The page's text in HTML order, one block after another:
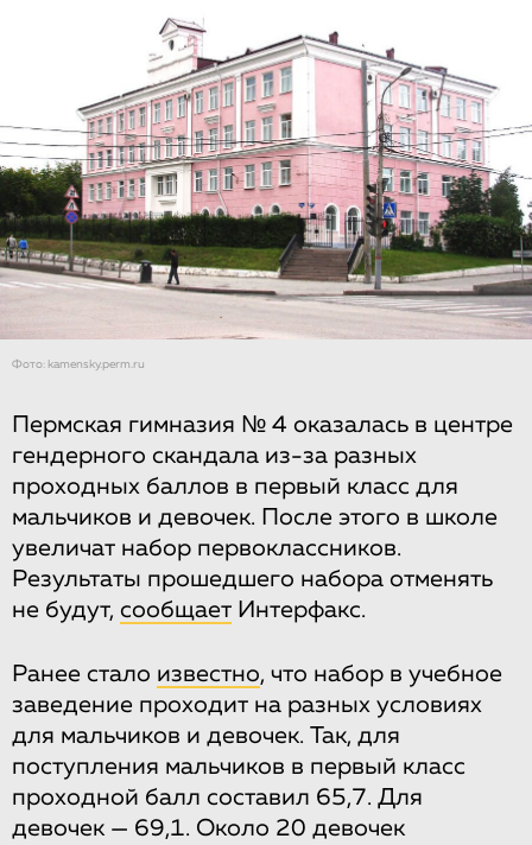
Фото: kamensky.perm.ru
Пермская гимназия № 4 оказалась в центре
гендерного скандала из-за разных
проходных баллов в первый класс для
мальчиков и девочек. После этого в школе
увеличат набор первоклассников.
Результаты прошедшего набора отменять
не будут, сообщает Интерфакс.
Ранее стало известно, что набор в учебное
заведение проходит на разных условиях
для мальчиков и девочек. Так, для
поступления мальчиков в первый класс
проходной балл составил 65,7. Для
девочек — 69,1. Около 20 девочек